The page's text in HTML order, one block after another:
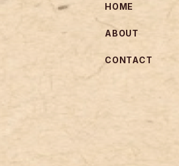
HOME
ABOUT
CONTACT